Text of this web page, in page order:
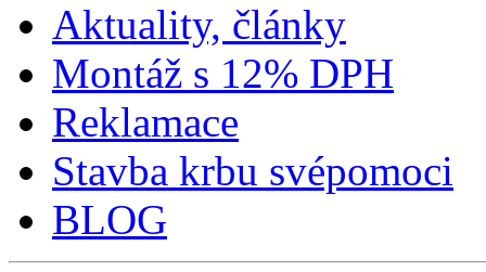
Aktuality, články
Montáž s 12% DPH
Reklamace
Stavba krbu svépomoci
BLOG